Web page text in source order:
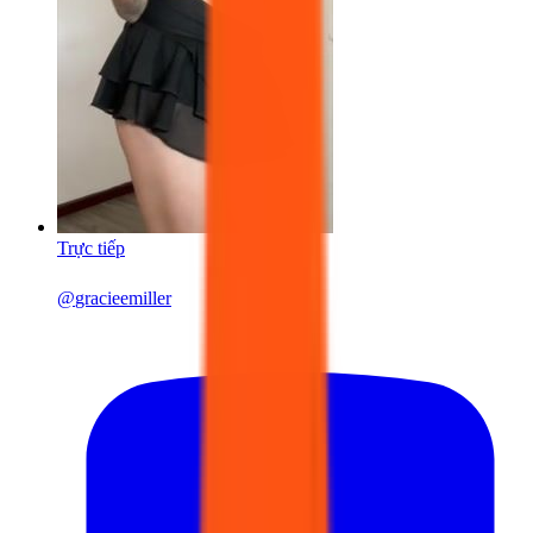
Trực tiếp
@gracieemiller